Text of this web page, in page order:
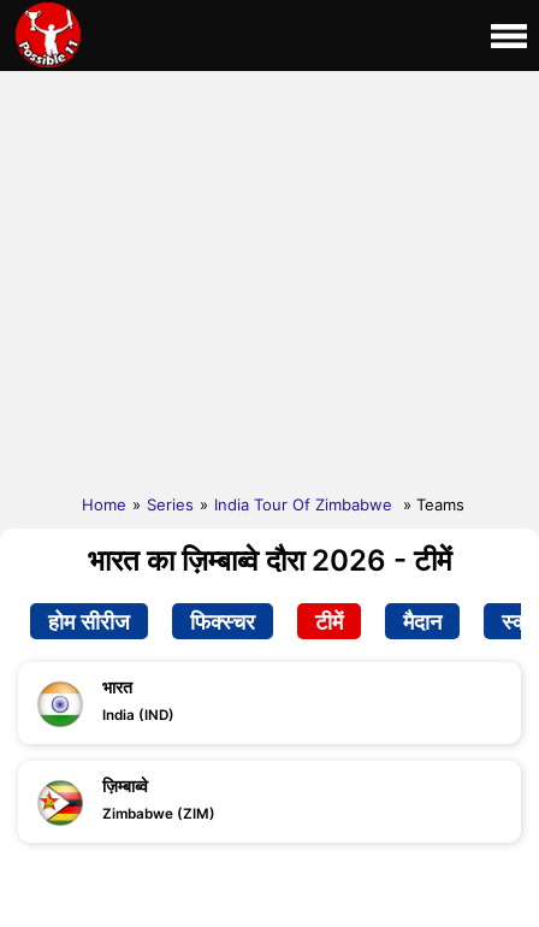
Home » Series » India Tour Of Zimbabwe » Teams
भारत का ज़िम्बाब्वे दौरा 2026 - टीमें
होम सीरीज फिक्स्चर टीमें मैदान
भारत
India (IND)
ज़िम्बाब्वे
Zimbabwe (ZIM)